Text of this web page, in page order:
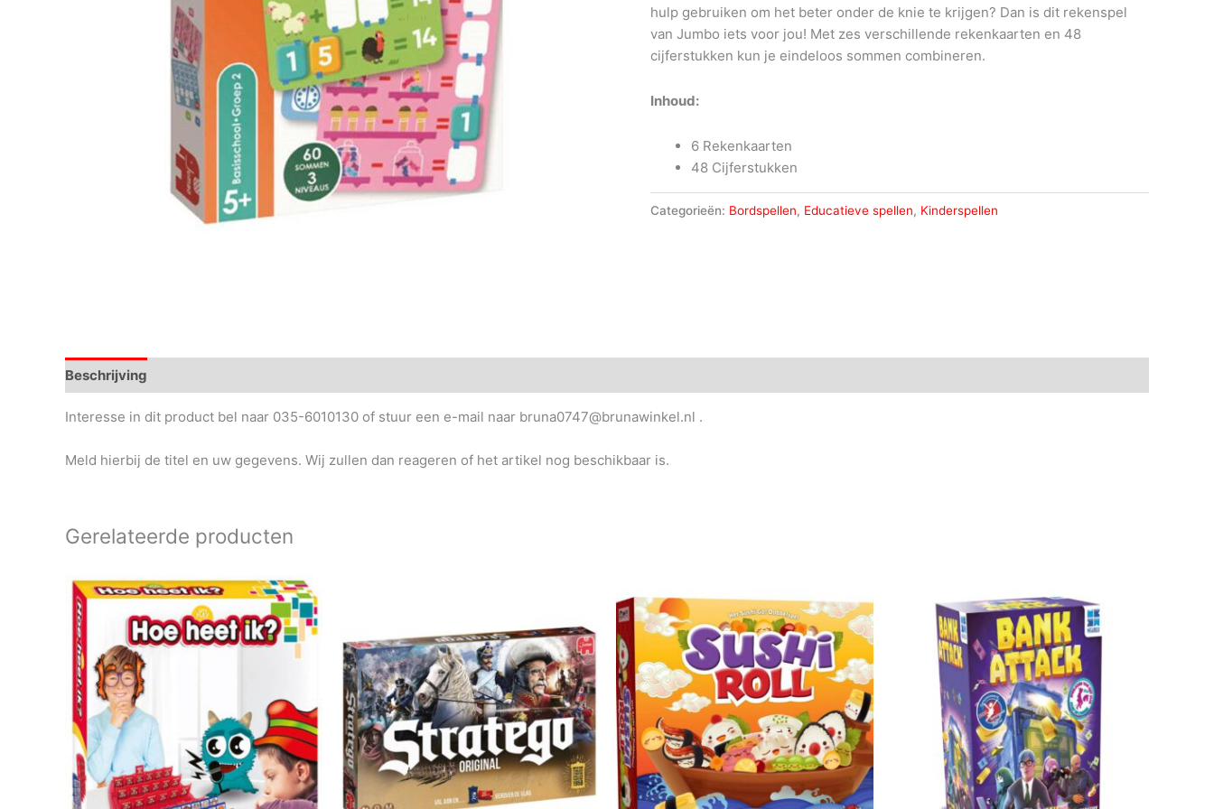
hulp gebruiken om het beter onder de knie te krijgen? Dan is dit rekenspel
van Jumbo iets voor jou! Met zes verschillende rekenkaarten en 48
cijferstukken kun je eindeloos sommen combineren.
Inhoud:
6 Rekenkaarten
48 Cijferstukken
Categorieën: Bordspellen, Educatieve spellen, Kinderspellen
Beschrijving
Interesse in dit product bel naar 035-6010130 of stuur een e-mail naar bruna0747@brunawinkel.nl .
Meld hierbij de titel en uw gegevens. Wij zullen dan reageren of het artikel nog beschikbaar is.
Gerelateerde producten